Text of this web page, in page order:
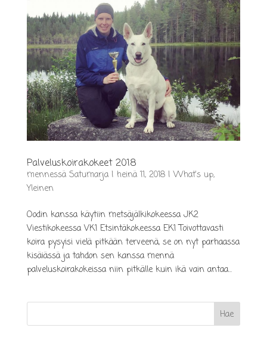
Palveluskoirakokeet 2018
mennessä Satumarja| heinä 11, 2018|What's up,
Yleinen
Oodin kanssa käytiin metsäjälkikokeessa JK2
Viestikokeessa VK1 Etsintäkokeessa EK1 Toivottavasti
koira pysyisi vielä pitkään terveenä, se on nyt parhaassa
kisäiässä ja tahdon sen kanssa mennä
palveluskoirakokeissa niin pitkälle kuin ikä vain antaa...